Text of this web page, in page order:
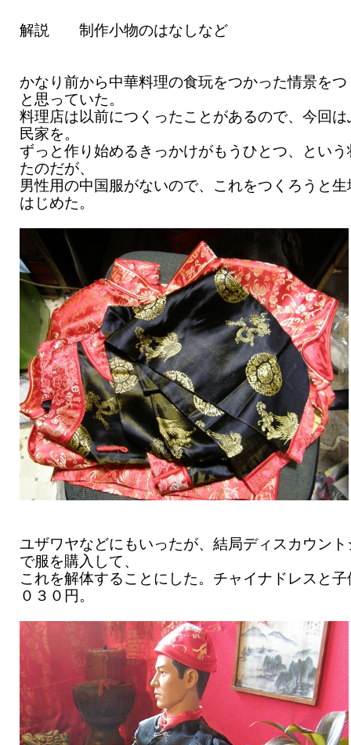
解説 制作小物のはなしなど
かなり前から中華料理の食玩をつかった情景を
と思っていた。
料理店は以前につくったことがあるので、今回
民家を。
ずっと作り始めるきっかけがもうひとつ、とい
たのだが、
男性用の中国服がないので、これをつくろうと
はじめた。
ユザワヤなどにもいったが、結局ディスカウン
で服を購入して、
これを解体することにした。チャイナドレスと
０３０円。